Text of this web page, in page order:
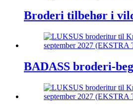
Broderi tilbehør i
BADASS broderi-